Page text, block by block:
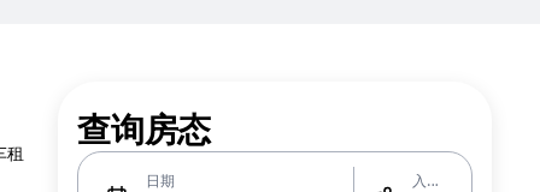
查询房态
日期 入住人数